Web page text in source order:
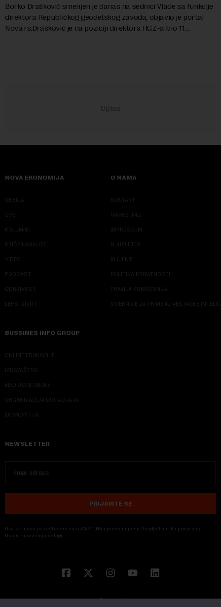
Borko Drašković smenjen je danas na sednici Vlade sa funkcije
direktora Republičkog geodetskog zavoda, objavio je portal
Nova.rs.Drašković je na poziciji direktora RGZ-a bio 11
NOVA EKONOMIJA
SRBIJA
SVET
KOLUMNE
PRIČE I ANALIZE
VIDEO
PODCAST
ODRŽIVOST
LEPŠI ŽIVOT
O NAMA
KONTAKT
MARKETING
IMPRESSUM
NJUZLETER
KLIJENTI
POLITIKA PRIVATNOSTI
PRAVILA KORIŠĆENJA
SMERNICE ZA PRIMENU VEŠTAČKE
BUSSINES INFO GROUP
ONLINE EDUKACIJE
IZDAVAŠTVO
MEDIJSKE OBUKE
ORGANIZACIJA DOGADJAJA
EKONOM I JA
NEWSLETTER
PRIJAVITE SE
Ova stranica je zaštićena sa reCAPTCHA i primenjuju se Google Politika privatnosti i
Uslovi korišćenja usluge